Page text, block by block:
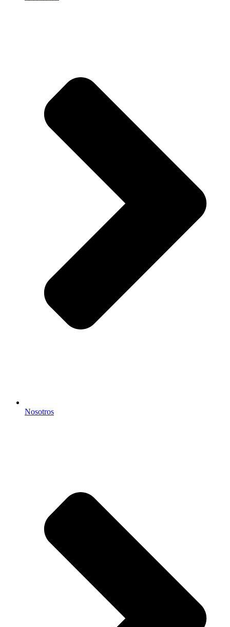
Nosotros